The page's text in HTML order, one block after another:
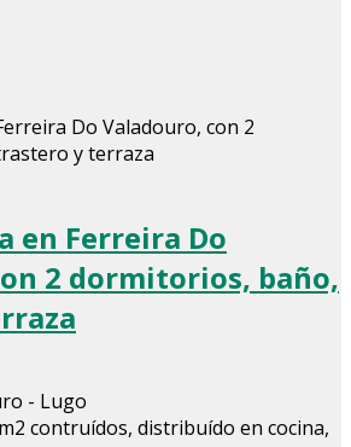
en Ferreira Do
2 dormitorios, baño,
- Lugo
contruídos, distribuído en cocina,